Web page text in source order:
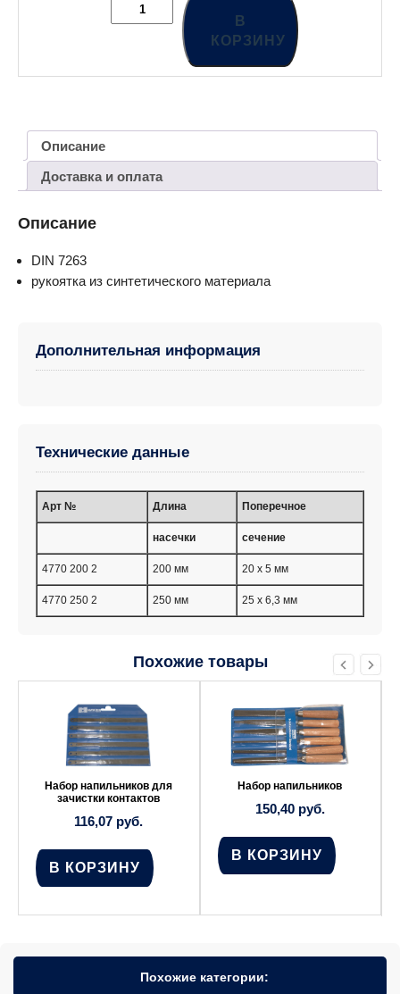
В
КОРЗИНУ
Описание
Доставка и оплата
Описание
DIN 7263
рукоятка из синтетического материала
Дополнительная информация
Технические данные
Aрт № Длина Поперечное
насечки сечение
4770 200 2 200 мм 20 x 5 мм
4770 250 2 250 мм 25 x 6,3 мм
Похожие товары
Набор напильников для
зачистки контактов
116,07 руб.
В КОРЗИНУ
Набор напильников
150,40 руб.
В КОРЗИНУ
Похожие категории: